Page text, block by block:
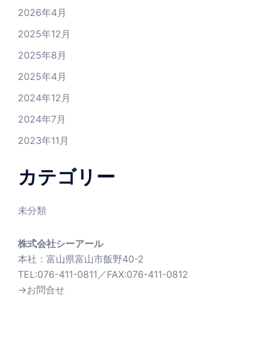
2026年4月
2025年12月
2025年8月
2025年4月
2024年12月
2024年7月
2023年11月
カテゴリー
未分類
株式会社シーアール
本社：富山県富山市飯野40-2
TEL:076-411-0811／FAX:076-411-0812
→お問合せ